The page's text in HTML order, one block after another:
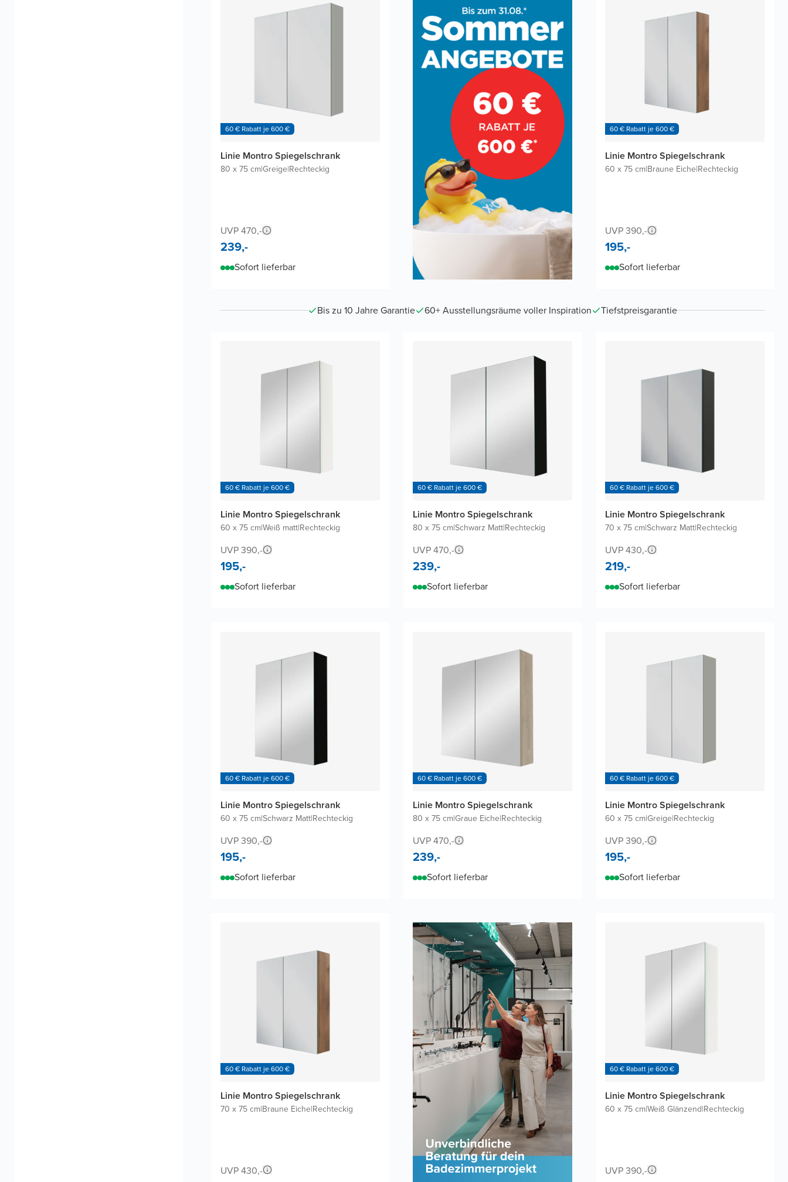
60 € Rabatt je 600 €
Linie Montro Spiegelschrank
80 x 75 cm|Greige|Rechteckig
UVP 470,-
239,-
Sofort lieferbar
60 € Rabatt je 600 €
Linie Montro Spiegelschrank
60 x 75 cm|Braune Eiche|Rechteckig
UVP 390,-
195,-
Sofort lieferbar
Bis zu 10 Jahre Garantie 60+ Ausstellungsräume voller Inspiration Tiefstpreisgarantie
60 € Rabatt je 600 €
Linie Montro Spiegelschrank
60 x 75 cm|Weiß matt|Rechteckig
UVP 390,-
195,-
Sofort lieferbar
60 € Rabatt je 600 €
Linie Montro Spiegelschrank
80 x 75 cm|Schwarz Matt|Rechteckig
UVP 470,-
239,-
Sofort lieferbar
60 € Rabatt je 600 €
Linie Montro Spiegelschrank
70 x 75 cm|Schwarz Matt|Rechteckig
UVP 430,-
219,-
Sofort lieferbar
60 € Rabatt je 600 €
Linie Montro Spiegelschrank
60 x 75 cm|Schwarz Matt|Rechteckig
UVP 390,-
195,-
Sofort lieferbar
60 € Rabatt je 600 €
Linie Montro Spiegelschrank
80 x 75 cm|Graue Eiche|Rechteckig
UVP 470,-
239,-
Sofort lieferbar
60 € Rabatt je 600 €
Linie Montro Spiegelschrank
60 x 75 cm|Greige|Rechteckig
UVP 390,-
195,-
Sofort lieferbar
60 € Rabatt je 600 €
Linie Montro Spiegelschrank
70 x 75 cm|Braune Eiche|Rechteckig
UVP 430,-
60 € Rabatt je 600 €
Linie Montro Spiegelschrank
60 x 75 cm|Weiß Glänzend|Rechteckig
UVP 390,-